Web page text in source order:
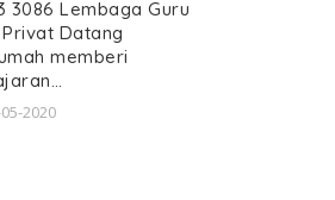
Guru Calistung
3086 Lembaga Guru
Datang
memberi
2020